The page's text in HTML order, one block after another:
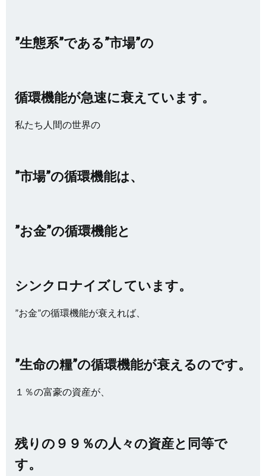
”生態系”である”市場”の
循環機能が急速に衰えています。
私たち人間の世界の
”市場”の循環機能は、
”お金”の循環機能と
シンクロナイズしています。
”お金”の循環機能が衰えれば、
”生命の糧”の循環機能が衰えるのです。
１％の富豪の資産が、
残りの９９％の人々の資産と同等で
す。